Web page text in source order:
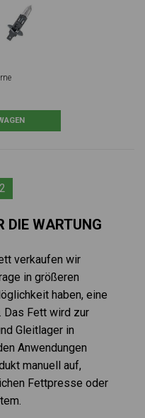
2
DIE WARTUNG
verkaufen wir
in größeren
haben, eine
Das Fett wird zur
Gleitlager in
Anwendungen
manuell auf,
Fettpresse oder